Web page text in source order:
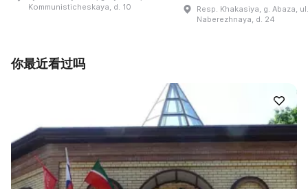
Kommunisticheskaya, d. 10
Resp. Khakasiya, g. Abaza, ul.
Naberezhnaya, d. 24
你最近看过吗